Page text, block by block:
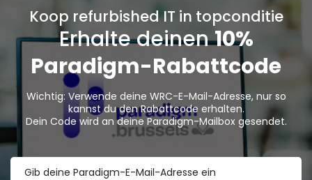
Koop refurbished IT in topconditie
Erhalte deinen10%
Paradigm-Rabattcode
Wichtig: Verwende deine WRC-E-Mail-Adresse, nur so
kannst du den Rabattcode erhalten.
Dein Code wird an deine Paradigm-Mailbox gesendet.